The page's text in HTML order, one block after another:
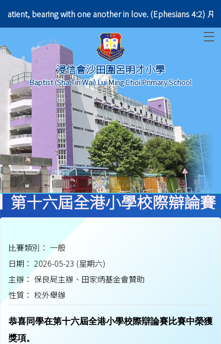
bearing with one another in love. (Ephesians 4:2) 凡
浸信會沙田圍呂明才小學
Baptist (Sha Tin Wai) Lui Ming Choi Primary School
第十六屆全港小學校際辯論賽
比賽類別： 一般
日期： 2026-05-23 (星期六)
主辦： 保良局主辦、田家炳基金會贊助
性質： 校外舉辦
恭喜同學在第十六屆全港小學校際辯論賽比賽中榮獲
獎項。